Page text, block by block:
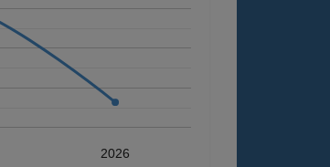
2026